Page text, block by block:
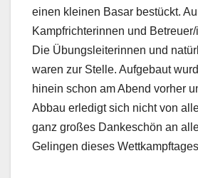
einen kleinen Basar bestückt.
Kampfrichterinnen und
Die Übungsleiterinnen und
waren zur Stelle. Aufgebaut
hinein schon am Abend vorher
Abbau erledigt sich nicht von
ganz großes Dankeschön an
Gelingen dieses